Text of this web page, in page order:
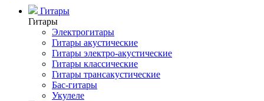
Гитары
Гитары
Электрогитары
Гитары акустические
Гитары электро-акустические
Гитары классические
Гитары трансакустические
Бас-гитары
Укулеле